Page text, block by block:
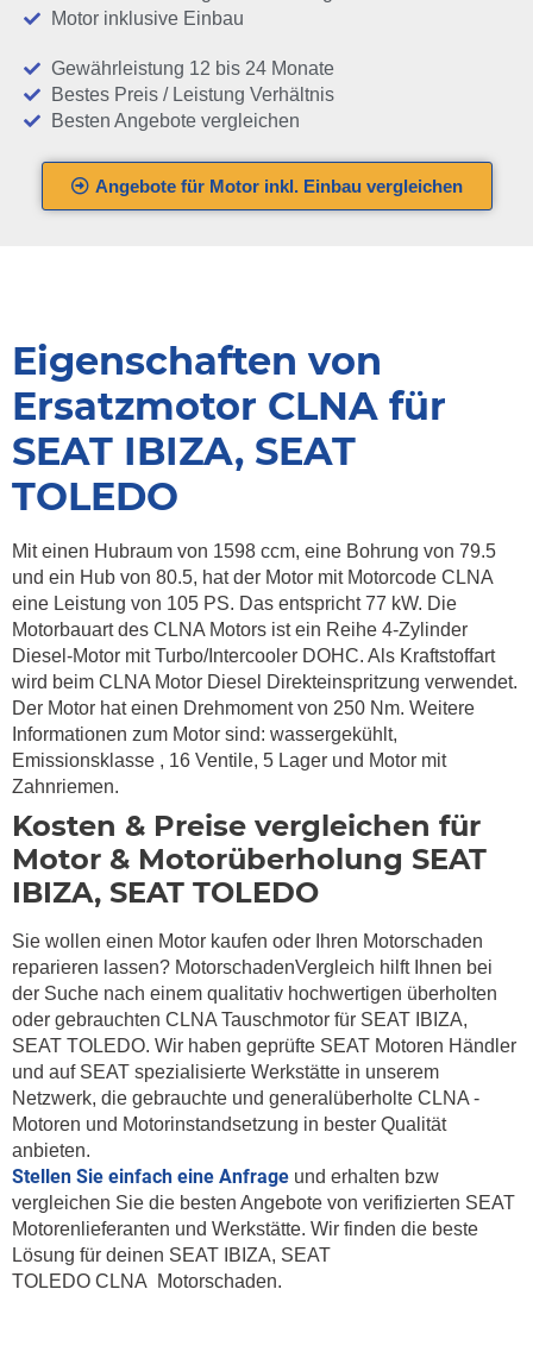
Motor inklusive Einbau
Gewährleistung 12 bis 24 Monate
Bestes Preis / Leistung Verhältnis
Besten Angebote vergleichen
Angebote für Motor inkl. Einbau vergleichen
Eigenschaften von
Ersatzmotor CLNA für
SEAT IBIZA, SEAT
TOLEDO
Mit einen Hubraum von 1598 ccm, eine Bohrung von 79.5
und ein Hub von 80.5, hat der Motor mit Motorcode CLNA
eine Leistung von 105 PS. Das entspricht 77 kW. Die
Motorbauart des CLNA Motors ist ein Reihe 4-Zylinder
Diesel-Motor mit Turbo/Intercooler DOHC. Als Kraftstoffart
wird beim CLNA Motor Diesel Direkteinspritzung verwendet.
Der Motor hat einen Drehmoment von 250 Nm. Weitere
Informationen zum Motor sind: wassergekühlt,
Emissionsklasse , 16 Ventile, 5 Lager und Motor mit
Zahnriemen.
Kosten & Preise vergleichen für
Motor & Motorüberholung SEAT
IBIZA, SEAT TOLEDO
Sie wollen einen Motor kaufen oder Ihren Motorschaden
reparieren lassen? MotorschadenVergleich hilft Ihnen bei
der Suche nach einem qualitativ hochwertigen überholten
oder gebrauchten CLNA Tauschmotor für SEAT IBIZA,
SEAT TOLEDO. Wir haben geprüfte SEAT Motoren Händler
und auf SEAT spezialisierte Werkstätte in unserem
Netzwerk, die gebrauchte und generalüberholte CLNA -
Motoren und Motorinstandsetzung in bester Qualität
anbieten.
Stellen Sie einfach eine Anfrage und erhalten bzw
vergleichen Sie die besten Angebote von verifizierten SEAT
Motorenlieferanten und Werkstätte. Wir finden die beste
Lösung für deinen SEAT IBIZA, SEAT
TOLEDO CLNA Motorschaden.